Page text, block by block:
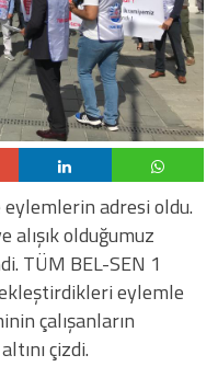
adresi oldu.
alışık olduğumuz
TÜM BEL-SEN 1
eylemle
çalışanların
çizdi.